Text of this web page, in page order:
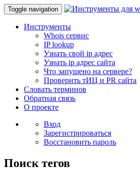
Toggle navigation
Инструменты
Whois сервис
IP lookup
Узнать свой ip адрес
Узнать ip адрес сайта
Что запущено на сервере?
Проверить тИЦ и PR сайта
Словать терминов
Обратная связь
О проекте
Вход
Зарегистрироваться
Восстановить пароль
Поиск тегов